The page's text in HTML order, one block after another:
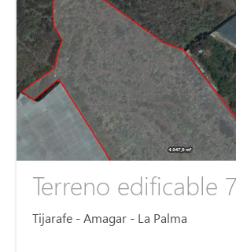
Terreno edificable
Tijarafe - Amagar - La Palma